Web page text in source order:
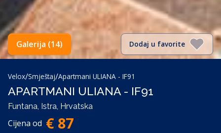
Dodaj u favorite
Galerija (14)
Velox/Smještaj/Apartmani ULIANA - IF91
APARTMANI ULIANA - IF91
Funtana, Istra, Hrvatska
Cijena od € 87